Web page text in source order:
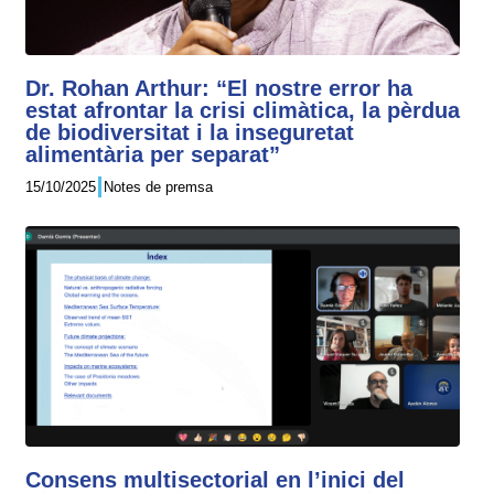
Dr. Rohan Arthur: “El nostre error ha
estat afrontar la crisi climàtica, la pèrdua
de biodiversitat i la inseguretat
alimentària per separat”
15/10/2025 Notes de premsa
Consens multisectorial en l’inici del